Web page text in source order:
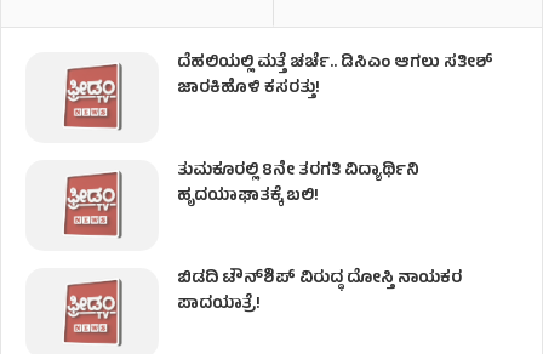
ದೆಹಲಿಯಲ್ಲಿ ಮತ್ತೆ ಚರ್ಚೆ.. ಡಿಸಿಎಂ ಆಗಲು ಸತೀಶ್
ಜಾರಕಿಹೊಳಿ ಕಸರತ್ತು!
ತುಮಕೂರಲ್ಲಿ 8ನೇ ತರಗತಿ ವಿದ್ಯಾರ್ಥಿನಿ
ಹೃದಯಾಘಾತಕ್ಕೆ ಬಲಿ!
ಬಿಡದಿ ಟೌನ್‌ಶಿಪ್‌ ವಿರುದ್ಧ ದೋಸ್ತಿ ನಾಯಕರ
ಪಾದಯಾತ್ರೆ!